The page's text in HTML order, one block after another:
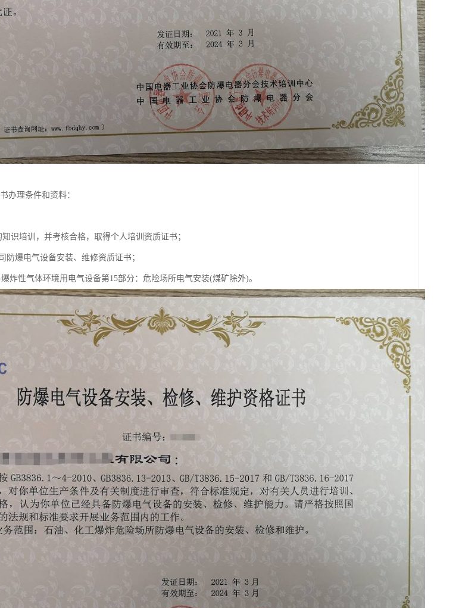
办理条件和资料：
识培训，并考核合格，取得个人培训资质证书；
防爆电气设备安装、维修资质证书；
炸性气体环境用电气设备第15部分：危险场所电气安装(煤矿除外)。